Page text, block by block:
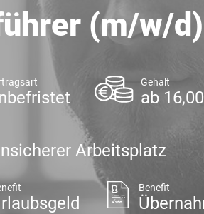
(m/w/d)
Gehalt
ab
Arbeitsplatz
Benefit